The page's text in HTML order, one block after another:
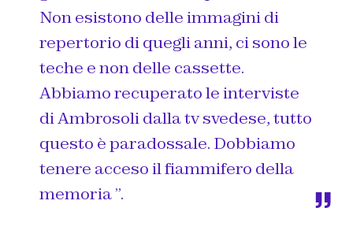
Non esistono delle immagini di
repertorio di quegli anni, ci sono le
teche e non delle cassette.
Abbiamo recuperato le interviste
di Ambrosoli dalla tv svedese, tutto
questo è paradossale. Dobbiamo
tenere acceso il fiammifero della
memoria ”.